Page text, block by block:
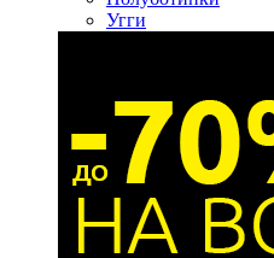
Угги